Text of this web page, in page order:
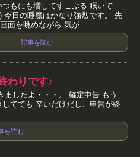
つもにも増してすこぶる 眠いで
今日の睡魔はかなり強烈です。 先
面を眺めながら 気が...
記事を読む
わりです♪
ましたよ・・・。 確定申告 もう
てても 辛いだけだし、申告が終
を読む